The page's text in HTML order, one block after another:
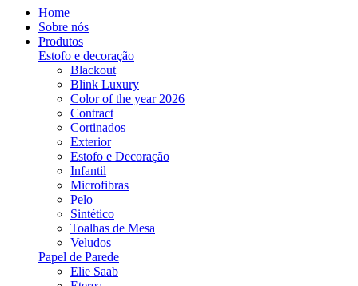
Home
Sobre nós
Produtos
Estofo e decoração
Blackout
Blink Luxury
Color of the year 2026
Contract
Cortinados
Exterior
Estofo e Decoração
Infantil
Microfibras
Pelo
Sintético
Toalhas de Mesa
Veludos
Papel de Parede
Elie Saab